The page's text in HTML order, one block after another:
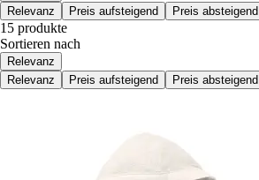
Relevanz
Preis aufsteigend Preis absteigend
15 produkte
Sortieren nach
Relevanz
Relevanz
Preis aufsteigend Preis absteigend